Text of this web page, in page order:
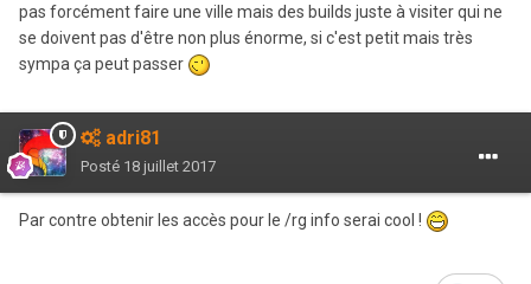
pas forcément faire une ville mais des builds juste à visiter qui ne
se doivent pas d'être non plus énorme, si c'est petit mais très
sympa ça peut passer
adri81
Posté 18 juillet 2017
Par contre obtenir les accès pour le /rg info serai cool !